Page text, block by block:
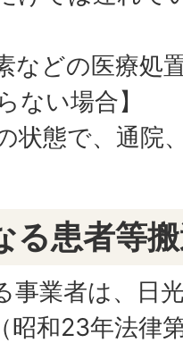
などの医療処
ない場合】
状態で、通院
る患者等
事業者は、日
昭和23年法律